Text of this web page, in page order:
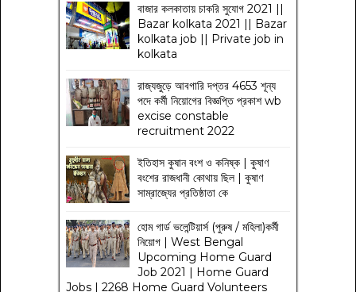
বাজার কলকাতায় চাকরি সুযোগ 2021 ||
Bazar kolkata 2021 || Bazar
kolkata job || Private job in
kolkata
রাজ্যজুড়ে আবগারি দপ্তর 4653 শূন্য
পদে কর্মী নিয়োগের বিজ্ঞপ্তি প্রকাশ wb
excise constable
recruitment 2022
ইতিহাস কুষান বংশ ও কনিষ্ক | কুষাণ
বংশের রাজধানী কোথায় ছিল | কুষাণ
সাম্রাজ্যের প্রতিষ্ঠাতা কে
হোম গার্ড ভলেন্টিয়ার্স (পুরুষ / মহিলা)কর্মী
নিয়োগ | West Bengal
Upcoming Home Guard
Job 2021 | Home Guard
Jobs | 2268 Home Guard Volunteers